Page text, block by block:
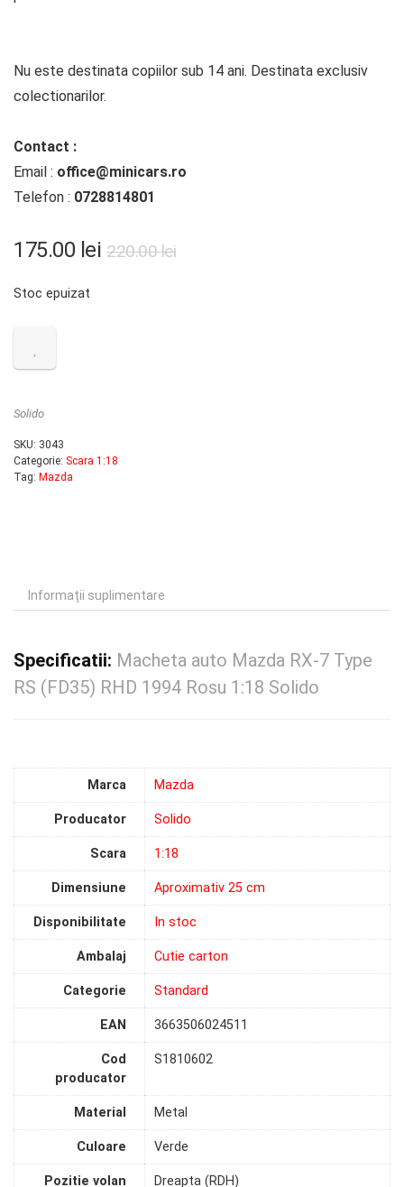
Nu este destinata copiilor sub 14 ani. Destinata exclusiv
colectionarilor.
Contact :
Email : office@minicars.ro
Telefon : 0728814801
220.00leiPrețul
175.00 lei
Prețul
Stoc epuizat
Solido
SKU: 3043
Categorie: Scara 1:18
Tag: Mazda
Informații suplimentare
Specificatii: Macheta auto Mazda RX-7 Type
RS (FD35) RHD 1994 Rosu 1:18 Solido
Marca Mazda
Producator Solido
Scara 1:18
Dimensiune Aproximativ 25 cm
Disponibilitate In stoc
Ambalaj Cutie carton
Categorie Standard
EAN 3663506024511
Cod
producator
S1810602
Material Metal
Culoare Verde
Pozitie volan Dreapta (RDH)